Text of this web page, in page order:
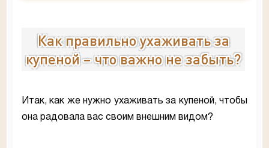
Как правильно ухаживать за
купеной – что важно не забыть?
Итак, как же нужно ухаживать за купеной, чтобы
она радовала вас своим внешним видом?